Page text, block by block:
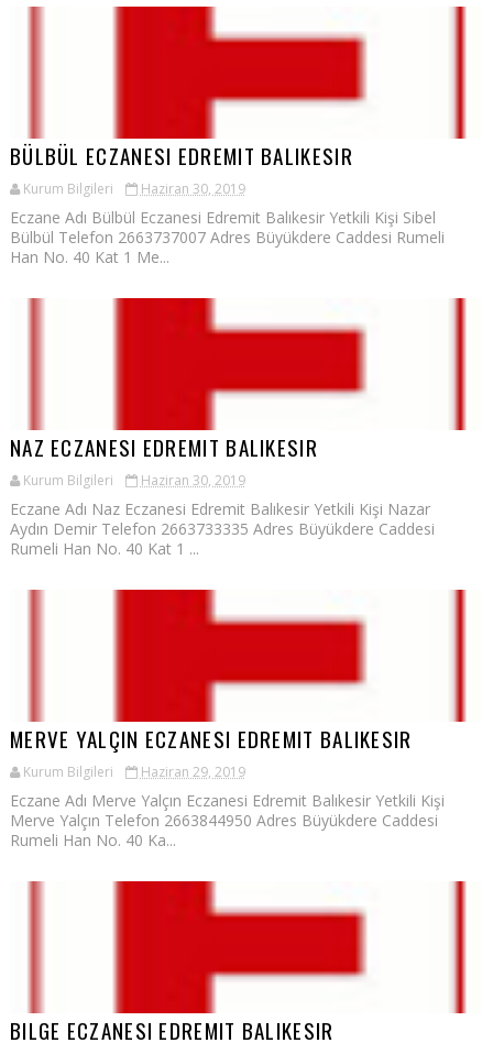
BÜLBÜL ECZANESI EDREMIT BALIKESIR
Kurum Bilgileri Haziran 30, 2019
Eczane Adı Bülbül Eczanesi Edremit Balıkesir Yetkili Kişi Sibel
Bülbül Telefon 2663737007 Adres Büyükdere Caddesi Rumeli
Han No. 40 Kat 1 Me...
NAZ ECZANESI EDREMIT BALIKESIR
Kurum Bilgileri Haziran 30, 2019
Eczane Adı Naz Eczanesi Edremit Balıkesir Yetkili Kişi Nazar
Aydın Demir Telefon 2663733335 Adres Büyükdere Caddesi
Rumeli Han No. 40 Kat 1 ...
MERVE YALÇIN ECZANESI EDREMIT BALIKESIR
Kurum Bilgileri Haziran 29, 2019
Eczane Adı Merve Yalçın Eczanesi Edremit Balıkesir Yetkili Kişi
Merve Yalçın Telefon 2663844950 Adres Büyükdere Caddesi
Rumeli Han No. 40 Ka...
BILGE ECZANESI EDREMIT BALIKESIR